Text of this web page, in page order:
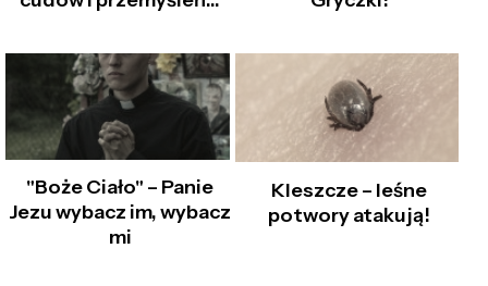
"Boże Ciało" – Panie
Jezu wybacz im, wybacz
mi
Kleszcze – leśne
potwory atakują!